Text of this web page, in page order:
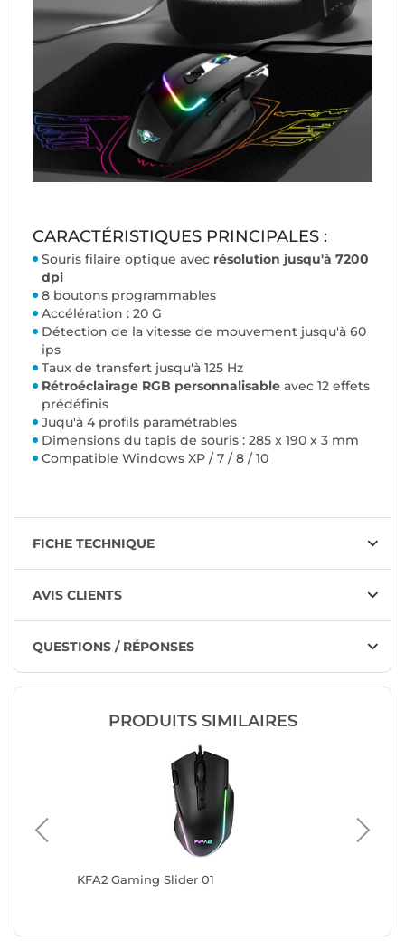
CARACTÉRISTIQUES PRINCIPALES :
Souris filaire optique avec résolution jusqu'à 7200
dpi
8 boutons programmables
Accélération : 20 G
Détection de la vitesse de mouvement jusqu'à 60
ips
Taux de transfert jusqu'à 125 Hz
Rétroéclairage RGB personnalisable avec 12 effets
prédéfinis
Juqu'à 4 profils paramétrables
Dimensions du tapis de souris : 285 x 190 x 3 mm
Compatible Windows XP / 7 / 8 / 10
FICHE TECHNIQUE
AVIS CLIENTS
QUESTIONS / RÉPONSES
PRODUITS SIMILAIRES
KFA2 Gaming Slider 01